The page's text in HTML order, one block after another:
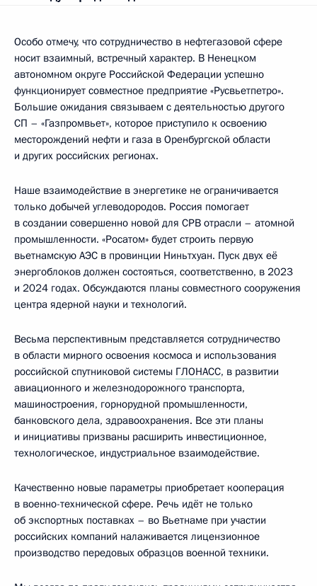
Особо отмечу, что сотрудничество в нефтегазовой сфере
носит взаимный, встречный характер. В Ненецком
автономном округе Российской Федерации успешно
функционирует совместное предприятие «Русвьетпетро».
Большие ожидания связываем с деятельностью другого
СП – «Газпромвьет», которое приступило к освоению
месторождений нефти и газа в Оренбургской области
и других российских регионах.
Наше взаимодействие в энергетике не ограничивается
только добычей углеводородов. Россия помогает
в создании совершенно новой для СРВ отрасли – атомной
промышленности. «Росатом» будет строить первую
вьетнамскую АЭС в провинции Ниньтхуан. Пуск двух её
энергоблоков должен состояться, соответственно, в 2023
и 2024 годах. Обсуждаются планы совместного сооружения
центра ядерной науки и технологий.
Весьма перспективным представляется сотрудничество
в области мирного освоения космоса и использования
российской спутниковой системы ГЛОНАСС, в развитии
авиационного и железнодорожного транспорта,
машиностроения, горнорудной промышленности,
банковского дела, здравоохранения. Все эти планы
и инициативы призваны расширить инвестиционное,
технологическое, индустриальное взаимодействие.
Качественно новые параметры приобретает кооперация
в военно-технической сфере. Речь идёт не только
об экспортных поставках – во Вьетнаме при участии
российских компаний налаживается лицензионное
производство передовых образцов военной техники.